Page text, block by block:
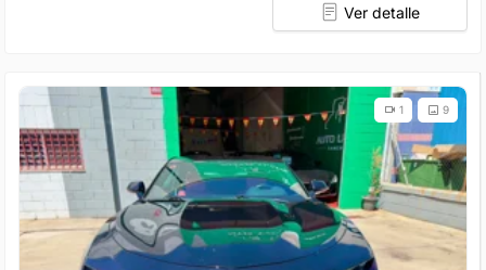
Ver detalle
9
1